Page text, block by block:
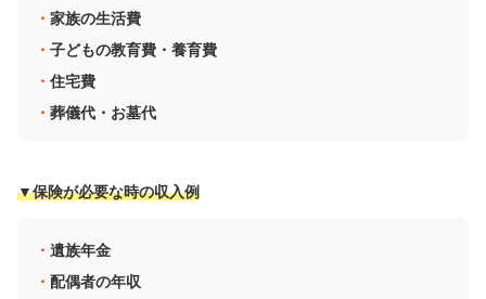
家族の生活費
子どもの教育費・養育費
住宅費
葬儀代・お墓代
▼保険が必要な時の収入例
遺族年金
配偶者の年収